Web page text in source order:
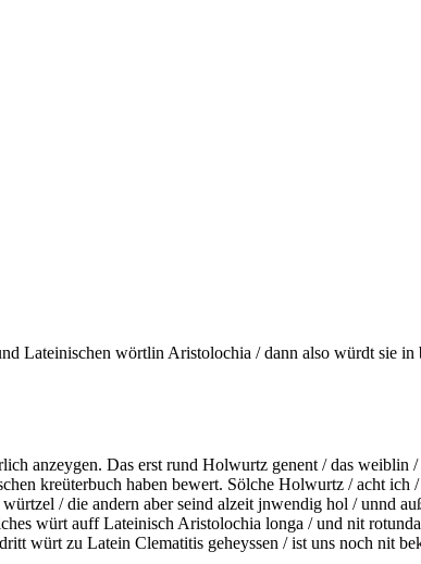
Lateinischen wörtlin Aristolochia / dann also würdt sie in
anzeygen. Das erst rund Holwurtz genent / das
kreüterbuch haben bewert. Sölche Holwurtz / acht
/ die andern aber seind alzeit jnwendig hol / unnd
würt auff Lateinisch Aristolochia longa / und nit
würt zu Latein Clematitis geheyssen / ist uns noch nit